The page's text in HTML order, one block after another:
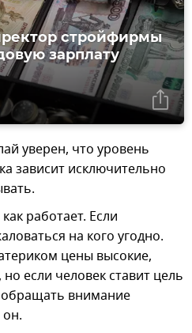
стройфирмы
зарплату
уверен, что уровень
зависит исключительно
работает. Если
на кого угодно.
цены высокие,
если человек ставит цель
обращать внимание